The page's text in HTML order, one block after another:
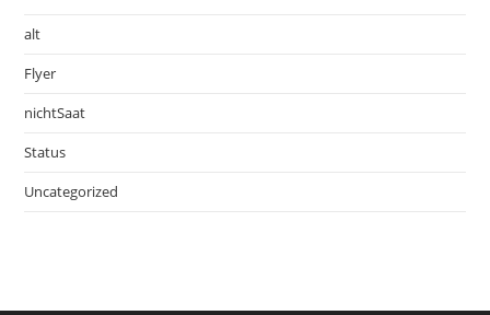
alt
Flyer
nichtSaat
Status
Uncategorized